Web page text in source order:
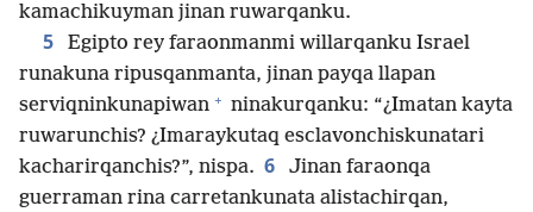
kamachikuyman jinan ruwarqanku.
5
Egipto rey faraonmanmi willarqanku Israel
runakuna ripusqanmanta, jinan payqa llapan
serviqninkunapiwan + ninakurqanku: “¿Imatan kayta
ruwarunchis? ¿Imaraykutaq esclavonchiskunatari
kacharirqanchis?”, nispa. 6
Jinan faraonqa
guerraman rina carretankunata alistachirqan,